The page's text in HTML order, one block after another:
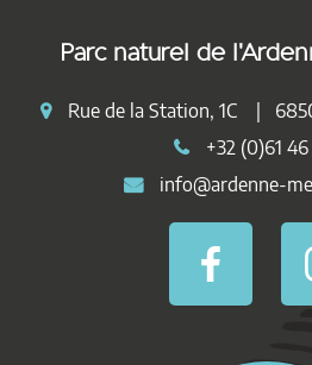
Parc naturel de
Rue de la Station, 1C |
+32 (0)61
info@ardenne-